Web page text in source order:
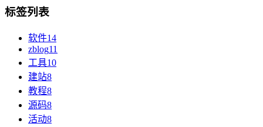
标签列表
软件14
zblog11
工具10
建站8
教程8
源码8
活动8